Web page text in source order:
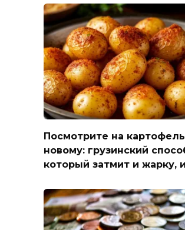
Посмотрите на
новому: грузинский
который затмит и жарку,